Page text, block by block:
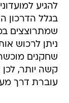
להגיע
בגלל הדרכון
שמתרוצצים
ניתן לרכוש
שחקנים
קשה יותר,
עוברת דרך